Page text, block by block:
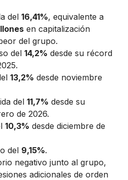
del 16,41%, equivalente a
en capitalización
del grupo.
del 14,2% desde su récord
13,2% desde noviembre
del 11,7% desde su
de 2026.
10,3% desde diciembre de
del 9,15%.
negativo junto al grupo,
adicionales de orden